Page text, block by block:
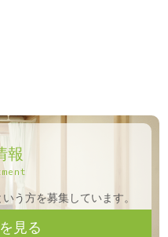
報
う方を募集しています。
見る